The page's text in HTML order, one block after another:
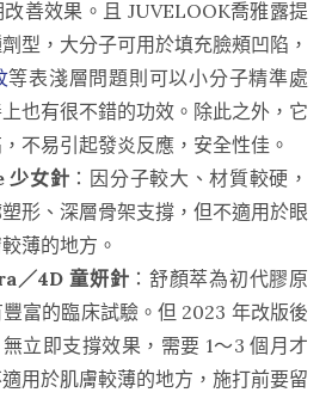
善效果。且 JUVELOOK喬雅露提
型，大分子可用於填充臉頰凹陷，
等表淺層問題則可以小分子精準處
也有很不錯的功效。除此之外，它
不易引起發炎反應，安全性佳。
少女針 ：因分子較大、材質較硬，
形、深層骨架支撐，但不適用於眼
薄的地方。
／4D 童妍針 ：舒顏萃為初代膠原
富的臨床試驗。但 2023 年改版後
立即支撐效果，需要 1～3 個月才
用於肌膚較薄的地方，施打前要留